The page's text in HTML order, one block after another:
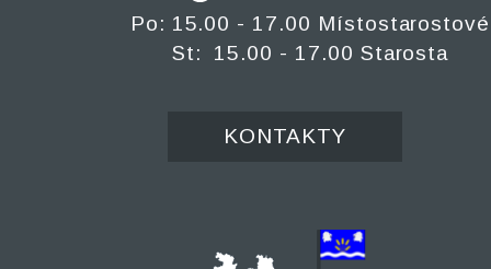
Po: 15.00 - 17.00 Místostarostové
St: 15.00 - 17.00 Starosta
KONTAKTY